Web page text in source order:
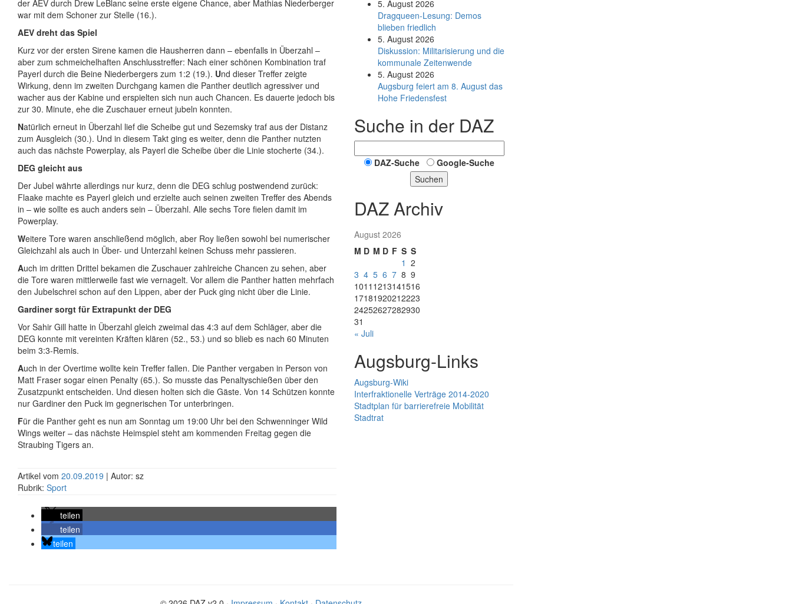
der AEV durch Drew LeBlanc seine erste eigene Chance, aber Mathias Niederberger
war mit dem Schoner zur Stelle (16.).
AEV dreht das Spiel
Kurz vor der ersten Sirene kamen die Hausherren dann – ebenfalls in Überzahl –
aber zum schmeichelhaften Anschlusstreffer: Nach einer schönen Kombination traf
Payerl durch die Beine Niederbergers zum 1:2 (19.). Und dieser Treffer zeigte
Wirkung, denn im zweiten Durchgang kamen die Panther deutlich agressiver und
wacher aus der Kabine und erspielten sich nun auch Chancen. Es dauerte jedoch bis
zur 30. Minute, ehe die Zuschauer erneut jubeln konnten.
Natürlich erneut in Überzahl lief die Scheibe gut und Sezemsky traf aus der Distanz
zum Ausgleich (30.). Und in diesem Takt ging es weiter, denn die Panther nutzten
auch das nächste Powerplay, als Payerl die Scheibe über die Linie stocherte (34.).
DEG gleicht aus
Der Jubel währte allerdings nur kurz, denn die DEG schlug postwendend zurück:
Flaake machte es Payerl gleich und erzielte auch seinen zweiten Treffer des Abends
in – wie sollte es auch anders sein – Überzahl. Alle sechs Tore fielen damit im
Powerplay.
Weitere Tore waren anschließend möglich, aber Roy ließen sowohl bei numerischer
Gleichzahl als auch in Über- und Unterzahl keinen Schuss mehr passieren.
Auch im dritten Drittel bekamen die Zuschauer zahlreiche Chancen zu sehen, aber
die Tore waren mittlerweile fast wie vernagelt. Vor allem die Panther hatten mehrfach
den Jubelschrei schon auf den Lippen, aber der Puck ging nicht über die Linie.
Gardiner sorgt für Extrapunkt der DEG
Vor Sahir Gill hatte in Überzahl gleich zweimal das 4:3 auf dem Schläger, aber die
DEG konnte mit vereinten Kräften klären (52., 53.) und so blieb es nach 60 Minuten
beim 3:3-Remis.
Auch in der Overtime wollte kein Treffer fallen. Die Panther vergaben in Person von
Matt Fraser sogar einen Penalty (65.). So musste das Penaltyschießen über den
Zusatzpunkt entscheiden. Und diesen holten sich die Gäste. Von 14 Schützen konnte
nur Gardiner den Puck im gegnerischen Tor unterbringen.
Für die Panther geht es nun am Sonntag um 19:00 Uhr bei den Schwenninger Wild
Wings weiter – das nächste Heimspiel steht am kommenden Freitag gegen die
Straubing Tigers an.
Artikel vom 20.09.2019 | Autor: sz
Rubrik: Sport
teilen
teilen
teilen
5. August 2026
Dragqueen-Lesung: Demos
blieben friedlich
5. August 2026
Diskussion: Mi­li­ta­ri­sie­rung und die
kommunale Zeitenwende
5. August 2026
Augsburg feiert am 8. August das
Hohe Friedensfest
Suche in der DAZ
DAZ-Suche
Google-Suche
Suchen
DAZ Archiv
August 2026
M D M D F S S
1 2
3 4 5 6 7 8 9
1011 1213141516
17181920212223
24252627282930
31
« Juli
Augsburg-Links
Augsburg-Wiki
Interfraktionelle Verträge 2014-2020
Stadtplan für barrierefreie Mobilität
Stadtrat